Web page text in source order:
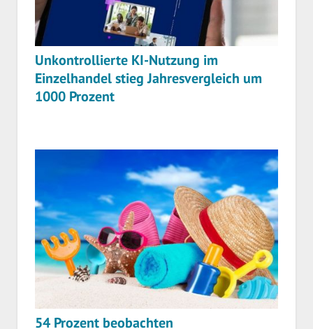
Unkontrollierte KI-Nutzung im
Einzelhandel stieg Jahresvergleich um
1000 Prozent
54 Prozent beobachten